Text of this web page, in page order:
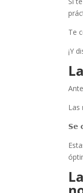
Te
¡Y
Las
𝗦𝗲